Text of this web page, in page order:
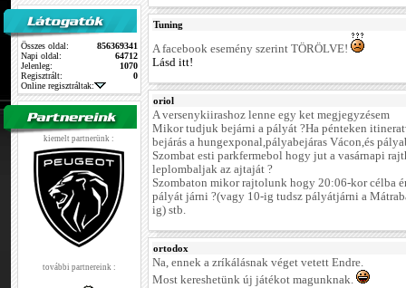
Összes oldal:
856369341
Napi oldal:
64712
Jelenleg:
1070
Regisztrált:
0
Online regisztráltak:
kiemelt partnerünk :
további partnereink :
Tuning
A facebook esemény szerint TÖRÖLVE!
Lásd itt!
oriol
A versenykiirashoz lenne egy ket megjegyzésem
Mikor tudjuk bejárni a pályát ?Ha pénteken
bejárás a hungexponal,pályabejáras Vácon,és
Szombat esti parkfermebol hogy jut a vasárnapi
leplombaljak az ajtaját ?
Szombaton mikor rajtolunk hogy 20:06-kor célba
pályát járni ?(vagy 10-ig tudsz pályátjárni a
ig) stb.
ortodox
Na, ennek a zríkálásnak véget vetett Endre.
Most kereshetünk új játékot magunknak.